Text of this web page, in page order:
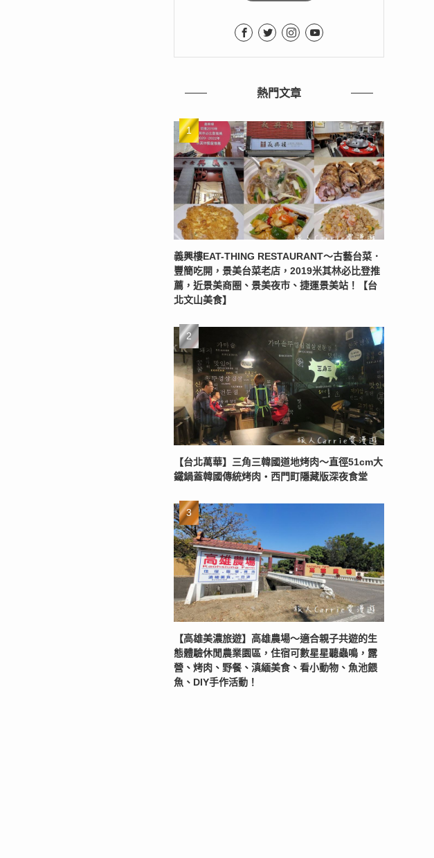
熱門文章
義興樓EAT-THING RESTAURANT〜古藝台菜．
豐簡吃開，景美台菜老店，2019米其林必比登推
薦，近景美商圈、景美夜市、捷運景美站！【台
北文山美食】
【台北萬華】三角三韓國道地烤肉～直徑51cm大
鐵鍋蓋韓國傳統烤肉‧西門町隱藏版深夜食堂
【高雄美濃旅遊】高雄農場〜適合親子共遊的生
態體驗休閒農業園區，住宿可數星星聽蟲鳴，露
營、烤肉、野餐、滇緬美食、看小動物、魚池餵
魚、DIY手作活動！